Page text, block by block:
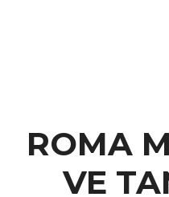
ROMA
VE